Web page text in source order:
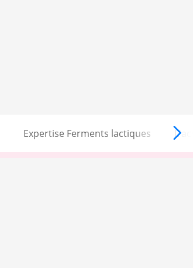
Expertise Ferments lactiques